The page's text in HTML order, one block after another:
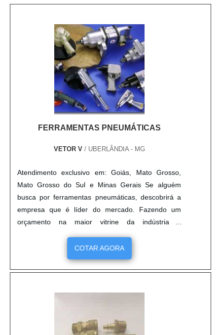
FERRAMENTAS PNEUMÁTICAS
VETOR V/ UBERLÂNDIA - MG
Atendimento exclusivo em: Goiás, Mato Grosso,
Mato Grosso do Sul e Minas Gerais Se alguém
busca por ferramentas pneumáticas, descobrirá a
empresa que é líder do mercado. Fazendo um
orçamento na maior vitrine da indústria e
conhecendo a líder do segmento. Quando o tema é
ferramentas pneumáticas, com a VetorV conseguirá
ótima qualidade com comprometimento com os
resultados dos clientes. MAIS DETALHES SOBRE
objetiva seus reforços em produzir uma estrutura
COTAR AGORA